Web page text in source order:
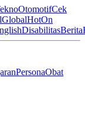
OtomotifCek
GlobalHotOn
DisabilitasBerita
PersonaObat